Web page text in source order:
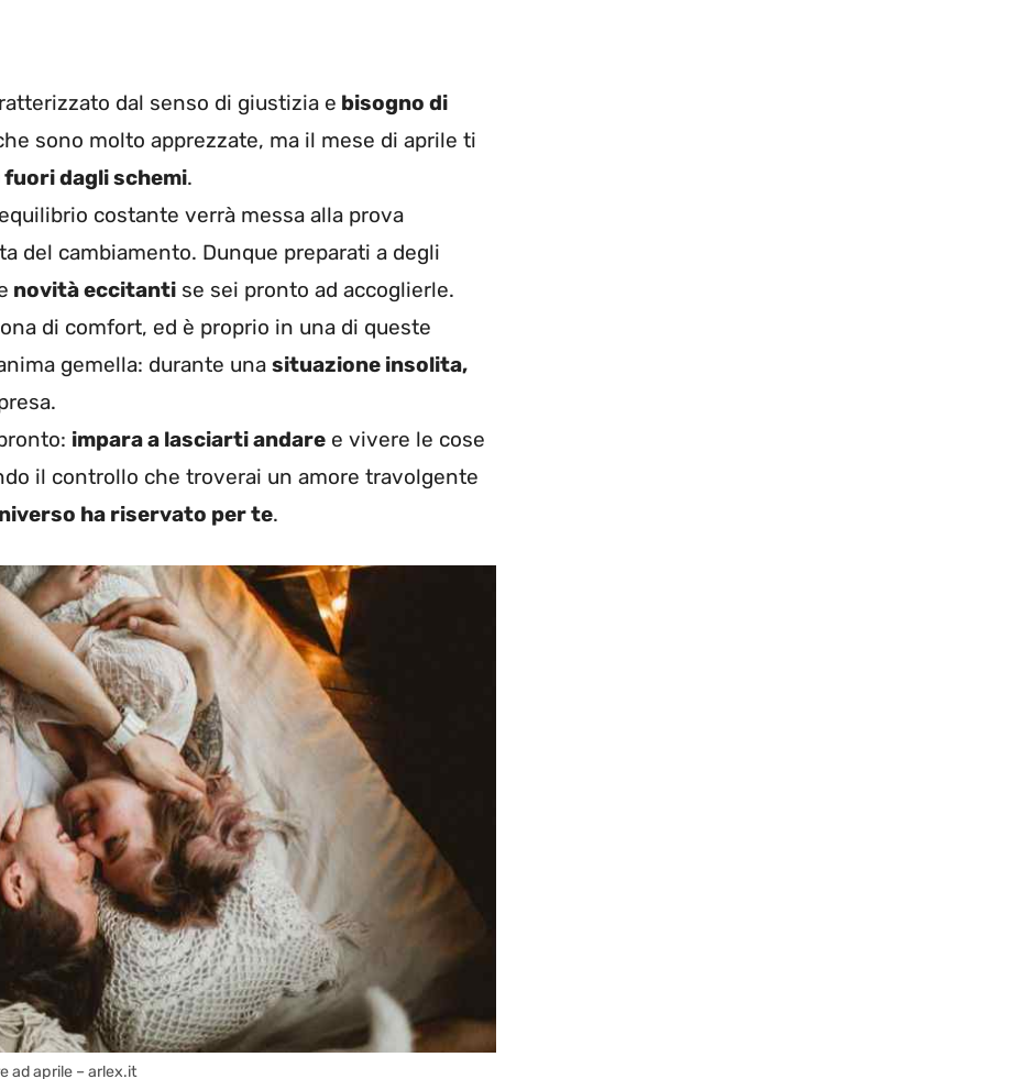
dal senso di giustizia e bisogno di
sono molto apprezzate, ma il mese di aprile ti
fuori dagli schemi.
costante verrà messa alla prova
del cambiamento. Dunque preparati a degli
novità eccitanti se sei pronto ad accoglierle.
di comfort, ed è proprio in una di queste
gemella: durante una situazione insolita,
impara a lasciarti andare e vivere le cose
il controllo che troverai un amore travolgente
ha riservato per te.
ad aprile – arlex.it